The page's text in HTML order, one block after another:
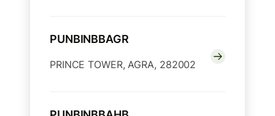
PUNBINBBAGR
PRINCE TOWER, AGRA, 282002